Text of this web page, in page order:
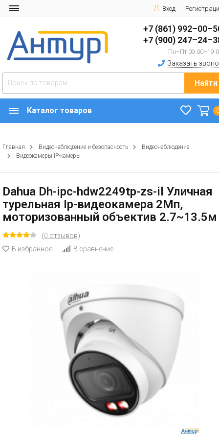
Вход
+7 (861)
+7 (900)
Пн–Пт
Заказать
Найти
Каталог товаров
Главная Видеонаблюдение и безопасность
Видеонаблюдение
Видеокамеры IP-камеры
Dahua Dh-ipc-hdw2249tp-zs-il Уличная
турельная Ip-видеокамера 2Мп,
моторизованный объектив 2.7~13.5м
(0 отзывов)
В избранное
В сравнение